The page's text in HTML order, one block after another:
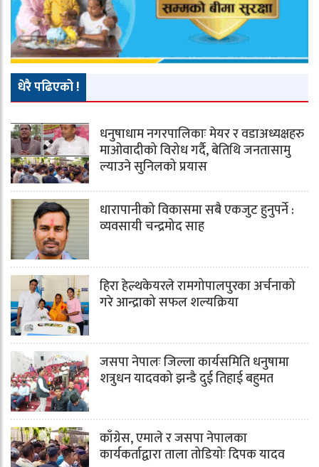
धेरै पढिएको !
धनुषाधाम नगरपालिकाः मेयर र वडाअध्यक्षहरु
माओवादीको विरोध गर्दै, बेतिथि जनतासामु
ल्याउने सुनिलको प्रयास
धारापानीको विकासमा सबै एकजुट हुनुपर्ने :
व्यवसायी चन्द्रमोद साह
हिरा हेल्थकेयरले रामगोपालपुरका अर्चनाको
गरे आन्द्राको सफल शल्यक्रिया
जसपा नेपालः जिल्ला कार्यसमिति धनुषामा
शत्रुधन यादवको झन्डै दुई तिहाई बहुमत
काँग्रेस, एमाले र जसपा नेपालका
कार्यकर्ताद्वारा ताला तोडियोः दिपक यादव